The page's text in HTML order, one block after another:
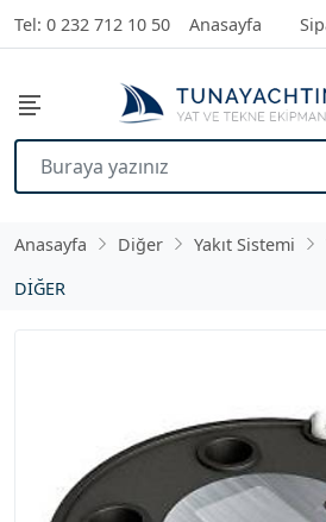
Tel: 0 232 712 10 50 Anasayfa
Anasayfa Diğer Yakıt Sistemi
DİĞER